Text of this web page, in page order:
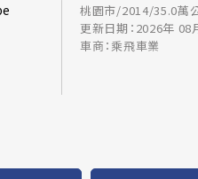
桃園市/2014/35.0萬
更新日期：2026年 08
車商：乘飛車業